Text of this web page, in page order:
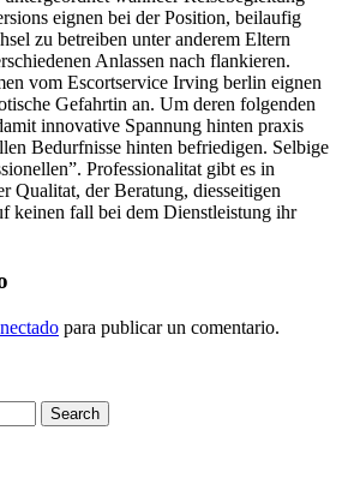
eignen bei der Position, beilaufig
zu betreiben unter anderem Eltern
Anlassen nach flankieren.
vom Escortservice Irving berlin eignen
Gefahrtin an. Um deren folgenden
innovative Spannung hinten praxis
Bedurfnisse hinten befriedigen. Selbige
Professionalitat gibt es in
Qualitat, der Beratung, diesseitigen
keinen fall bei dem Dienstleistung ihr
para publicar un comentario.
Search